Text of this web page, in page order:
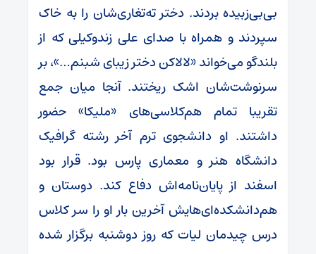
بی‌بی‌زبیده بردند. دختر ته‌تغاری‌شان را به خاک
سپردند و همراه با صدای علی زندوکیلی که از
بلندگو می‌خواند «لالاکن دختر زیبای شبنم‌…»، بر
سرنوشت‌شان اشک ریختند. آنجا میان جمع
تقریبا تمام هم‌کلاسی‌های «ملیکا» حضور
داشتند. او دانشجوی ترم آخر رشته گرافیک
دانشگاه هنر و معماری پارس بود. قرار بود
اسفند از پایان‌نامه‌اش دفاع کند. دوستان و
هم‌دانشکده‌ای‌هایش آخرین بار او را سر کلاس
درس چیدمان لیات که روز دوشنبه برگزار شده